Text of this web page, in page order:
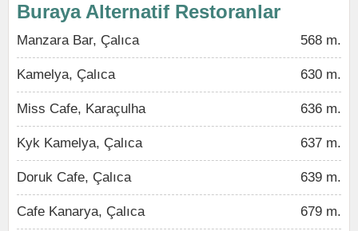
Buraya Alternatif Restoranlar
Manzara Bar, Çalıca 568 m.
Kamelya, Çalıca 630 m.
Miss Cafe, Karaçulha 636 m.
Kyk Kamelya, Çalıca 637 m.
Doruk Cafe, Çalıca 639 m.
Cafe Kanarya, Çalıca 679 m.